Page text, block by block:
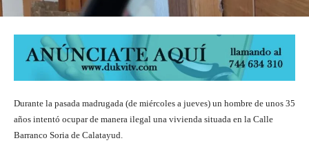
Durante la pasada madrugada (de miércoles a jueves) un hombre de unos 35
años intentó ocupar de manera ilegal una vivienda situada en la Calle
Barranco Soria de Calatayud.